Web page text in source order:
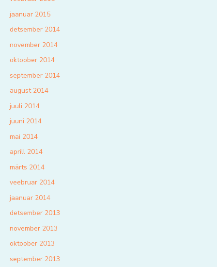
jaanuar 2015
detsember 2014
november 2014
oktoober 2014
september 2014
august 2014
juuli 2014
juuni 2014
mai 2014
aprill 2014
märts 2014
veebruar 2014
jaanuar 2014
detsember 2013
november 2013
oktoober 2013
september 2013